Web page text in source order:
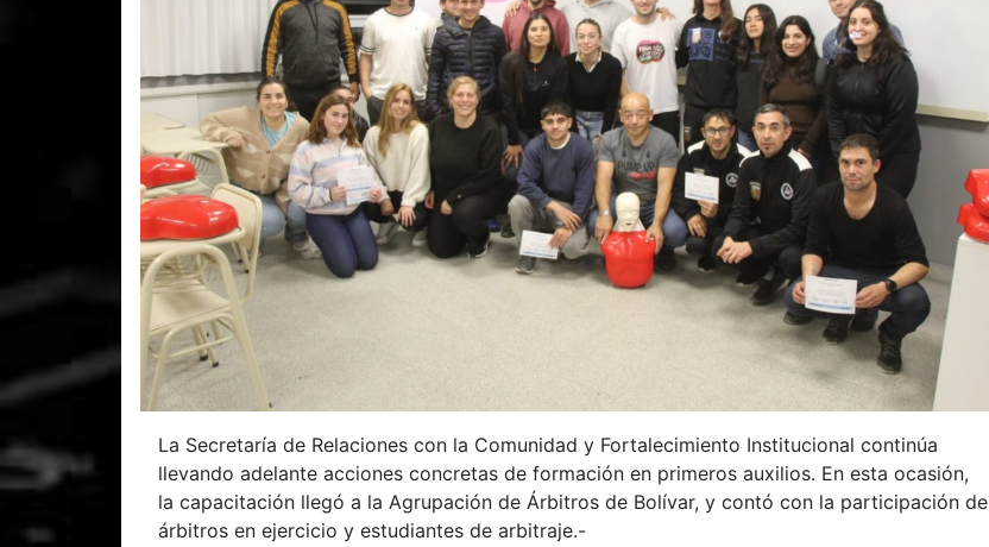
La Secretaría de Relaciones con la Comunidad y Fortalecimiento Institucional continúa
llevando adelante acciones concretas de formación en primeros auxilios. En esta ocasión,
la capacitación llegó a la Agrupación de Árbitros de Bolívar, y contó con la participación de
árbitros en ejercicio y estudiantes de arbitraje.-